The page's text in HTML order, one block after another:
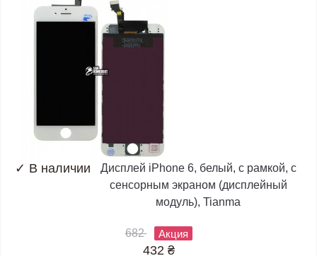
✓ В наличии
Дисплей iPhone 6, белый, с рамкой, с
сенсорным экраном (дисплейный
модуль), Tianma
682 Акция
432 ₴